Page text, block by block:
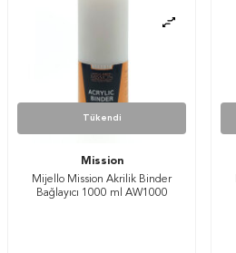
Tükendi
Mission
Mijello Mission Akrilik Binder
Bağlayıcı 1000 ml AW1000